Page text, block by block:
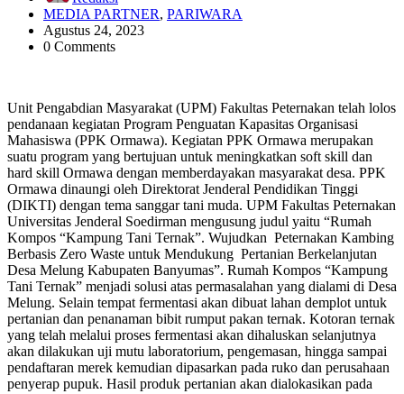
MEDIA PARTNER, PARIWARA
Agustus 24, 2023
0 Comments
Unit Pengabdian Masyarakat (UPM) Fakultas Peternakan telah lolos
pendanaan kegiatan Program Penguatan Kapasitas Organisasi
Mahasiswa (PPK Ormawa). Kegiatan PPK Ormawa merupakan
suatu program yang bertujuan untuk meningkatkan soft skill dan
hard skill Ormawa dengan memberdayakan masyarakat desa. PPK
Ormawa dinaungi oleh Direktorat Jenderal Pendidikan Tinggi
(DIKTI) dengan tema sanggar tani muda. UPM Fakultas Peternakan
Universitas Jenderal Soedirman mengusung judul yaitu “Rumah
Kompos “Kampung Tani Ternak”. Wujudkan Peternakan Kambing
Berbasis Zero Waste untuk Mendukung Pertanian Berkelanjutan
Desa Melung Kabupaten Banyumas”. Rumah Kompos “Kampung
Tani Ternak” menjadi solusi atas permasalahan yang dialami di Desa
Melung. Selain tempat fermentasi akan dibuat lahan demplot untuk
pertanian dan penanaman bibit rumput pakan ternak. Kotoran ternak
yang telah melalui proses fermentasi akan dihaluskan selanjutnya
akan dilakukan uji mutu laboratorium, pengemasan, hingga sampai
pendaftaran merek kemudian dipasarkan pada ruko dan perusahaan
penyerap pupuk. Hasil produk pertanian akan dialokasikan pada